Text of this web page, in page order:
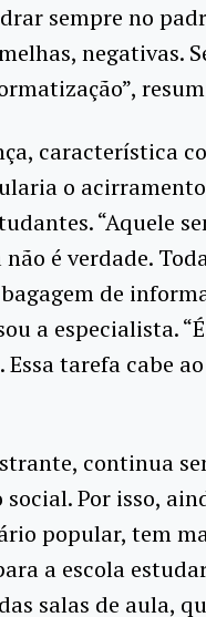
sempre no
negativas.
característica
o
“Aquele
é verdade.
de
a especialista.
tarefa cabe
continua
Por isso,
popular, tem
a escola
salas de aula,